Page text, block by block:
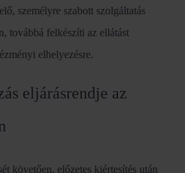
személyre szabott szolgáltatás
továbbá felkészíti az ellátást
elhelyezésre.
eljárásrendje az
követően, előzetes kiértesítés után